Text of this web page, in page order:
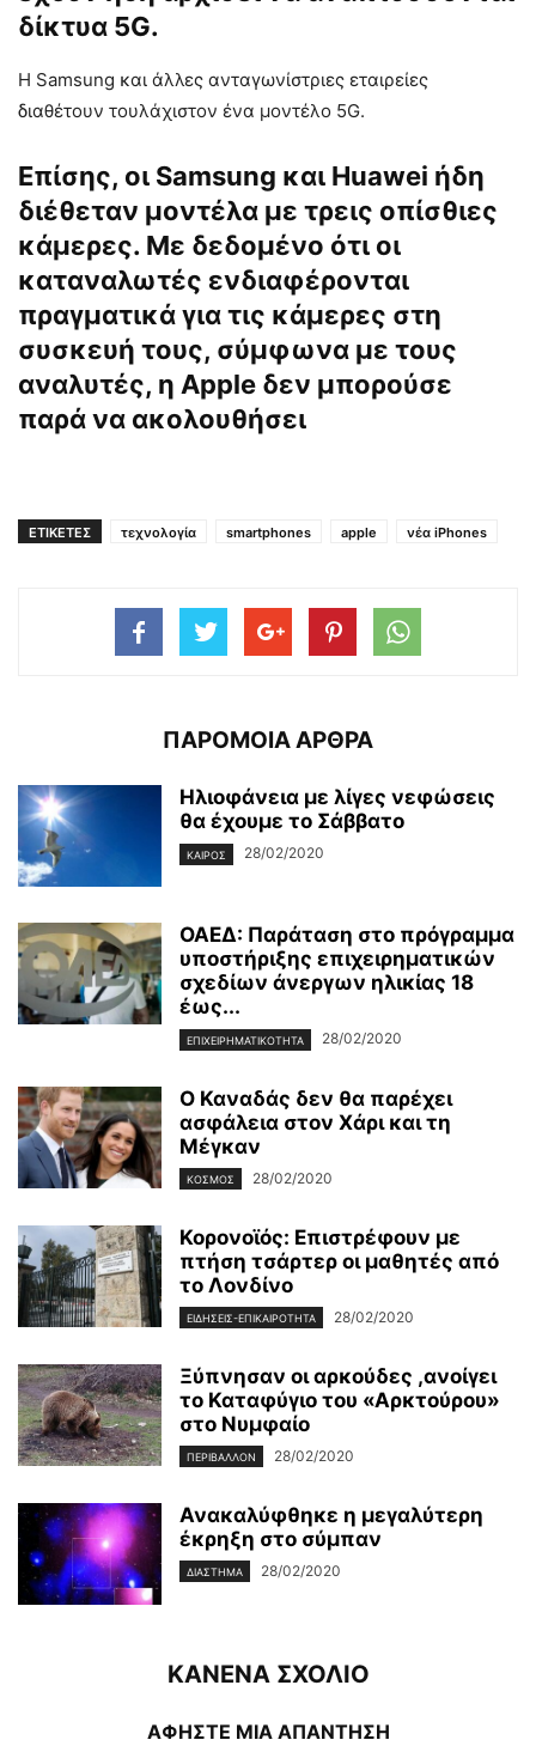
δίκτυα 5G.
Η Samsung και άλλες ανταγωνίστριες εταιρείες
διαθέτουν τουλάχιστον ένα μοντέλο 5G.
Επίσης, οι Samsung και Huawei ήδη
διέθεταν μοντέλα με τρεις οπίσθιες
κάμερες. Με δεδομένο ότι οι
καταναλωτές ενδιαφέρονται
πραγματικά για τις κάμερες στη
συσκευή τους, σύμφωνα με τους
αναλυτές, η Apple δεν μπορούσε
παρά να ακολουθήσει
ΕΤΙΚΕΤΕΣ τεχνολογία smartphones apple νέα iPhones
ΠΑΡΟΜΟΙΑ ΑΡΘΡΑ
Ηλιοφάνεια με λίγες νεφώσεις
θα έχουμε το Σάββατο
ΚΑΙΡΌΣ 28/02/2020
ΟΑΕΔ: Παράταση στο πρόγραμμα
υποστήριξης επιχειρηματικών
σχεδίων άνεργων ηλικίας 18
έως...
ΕΠΙΧΕΙΡΗΜΑΤΙΚΌΤΗΤΑ 28/02/2020
Ο Καναδάς δεν θα παρέχει
ασφάλεια στον Χάρι και τη
Μέγκαν
ΚΌΣΜΟΣ 28/02/2020
Κορονοϊός: Επιστρέφουν με
πτήση τσάρτερ οι μαθητές από
το Λονδίνο
ΕΙΔΉΣΕΙΣ-ΕΠΙΚΑΙΡΌΤΗΤΑ 28/02/2020
Ξύπνησαν οι αρκούδες ,ανοίγει
το Καταφύγιο του «Αρκτούρου»
στο Νυμφαίο
ΠΕΡΙΒΆΛΛΟΝ 28/02/2020
Ανακαλύφθηκε η μεγαλύτερη
έκρηξη στο σύμπαν
ΔΙΆΣΤΗΜΑ 28/02/2020
ΚΑΝΕΝΑ ΣΧΟΛΙΟ
ΑΦΗΣΤΕ ΜΙΑ ΑΠΑΝΤΗΣΗ